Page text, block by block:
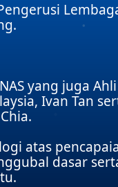
yang juga
Ivan Tan
atas
dasar